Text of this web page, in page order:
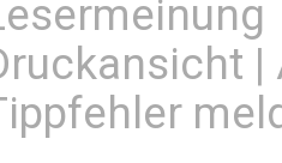
|